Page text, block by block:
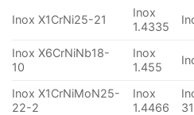
Inox X1CrNi25-21
Inox
1.4335
Inox X6CrNiNb18-
10
Inox
1.455
Inox X1CrNiMoN25-
22-2
Inox
1.4466